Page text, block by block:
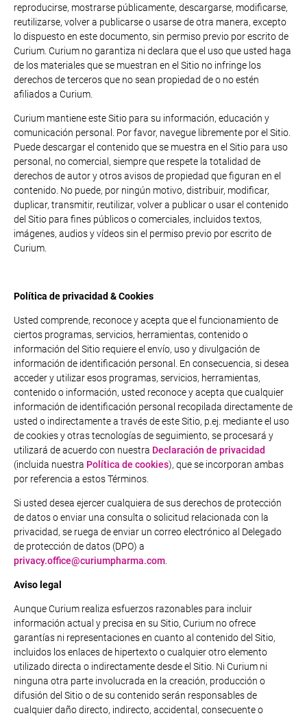
reproducirse, mostrarse públicamente, descargarse, modificarse,
reutilizarse, volver a publicarse o usarse de otra manera, excepto
lo dispuesto en este documento, sin permiso previo por escrito de
Curium. Curium no garantiza ni declara que el uso que usted haga
de los materiales que se muestran en el Sitio no infringe los
derechos de terceros que no sean propiedad de o no estén
afiliados a Curium.
Curium mantiene este Sitio para su información, educación y
comunicación personal. Por favor, navegue libremente por el Sitio.
Puede descargar el contenido que se muestra en el Sitio para uso
personal, no comercial, siempre que respete la totalidad de
derechos de autor y otros avisos de propiedad que figuran en el
contenido. No puede, por ningún motivo, distribuir, modificar,
duplicar, transmitir, reutilizar, volver a publicar o usar el contenido
del Sitio para fines públicos o comerciales, incluidos textos,
imágenes, audios y vídeos sin el permiso previo por escrito de
Curium.
Política de privacidad & Cookies
Usted comprende, reconoce y acepta que el funcionamiento de
ciertos programas, servicios, herramientas, contenido o
información del Sitio requiere el envío, uso y divulgación de
información de identificación personal. En consecuencia, si desea
acceder y utilizar esos programas, servicios, herramientas,
contenido o información, usted reconoce y acepta que cualquier
información de identificación personal recopilada directamente de
usted o indirectamente a través de este Sitio, p.ej. mediante el uso
de cookies y otras tecnologías de seguimiento, se procesará y
utilizará de acuerdo con nuestra Declaración de privacidad
(incluida nuestra Política de cookies), que se incorporan ambas
por referencia a estos Términos.
Si usted desea ejercer cualquiera de sus derechos de protección
de datos o enviar una consulta o solicitud relacionada con la
privacidad, se ruega de enviar un correo electrónico al Delegado
de protección de datos (DPO) a
privacy.office@curiumpharma.com
Aviso legal
Aunque Curium realiza esfuerzos razonables para incluir
información actual y precisa en su Sitio, Curium no ofrece
garantías ni representaciones en cuanto al contenido del Sitio,
incluidos los enlaces de hipertexto o cualquier otro elemento
utilizado directa o indirectamente desde el Sitio. Ni Curium ni
ninguna otra parte involucrada en la creación, producción o
difusión del Sitio o de su contenido serán responsables de
cualquier daño directo, indirecto, accidental, consecuente o